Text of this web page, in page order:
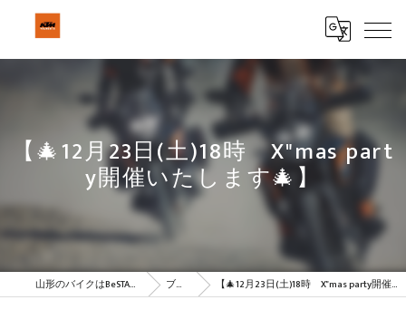
【🎄12月23日(土)18時 X"mas part
y開催いたします🎄】
山形のバイクはBeSTAR株式会社 ブログ 【🎄12月23日(土)18時 X"mas party開催いたします🎄】